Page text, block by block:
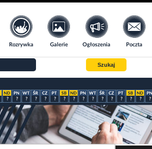
Rozrywka Galerie Ogłoszenia Poczta
Szukaj
? ? ? ? ? ? ? ? ? ? ? ? ? ? ? ?